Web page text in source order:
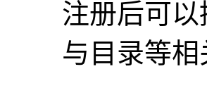
注册后可
与目录等